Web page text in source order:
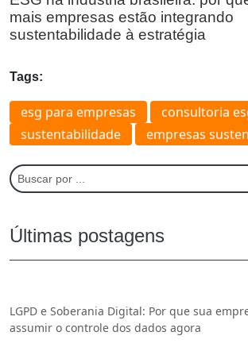
mais empresas estão integrando
sustentabilidade à estratégia
Tags:
esg para empresas
consultoria
sustentabilidade
empresas
Últimas postagens
LGPD e Soberania Digital: Por que sua
assumir o controle dos dados agora